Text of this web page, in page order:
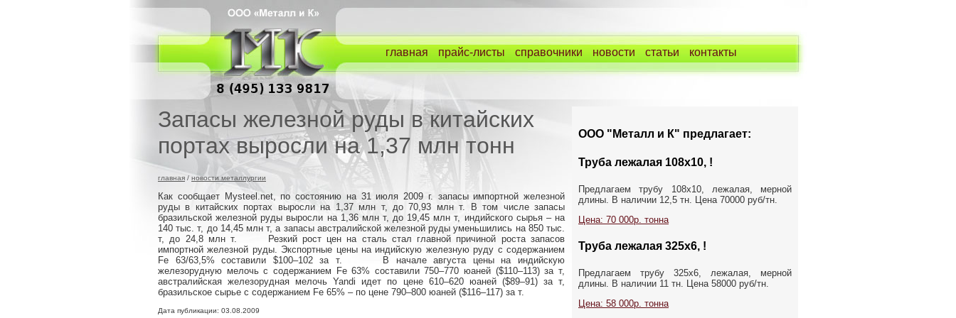
главная прайс-листы справочники новости статьи контакты
ООО "Металл и К" предлагает:
Труба лежалая 108х10, !
Предлагаем трубу 108х10, лежалая, мерной
длины. В наличии 12,5 тн. Цена 70000 руб/тн.
Цена: 70 000р. тонна
Труба лежалая 325х6, !
Предлагаем трубу 325х6, лежалая, мерной
длины. В наличии 11 тн. Цена 58000 руб/тн.
Цена: 58 000р. тонна
Запасы железной руды в китайских
портах выросли на 1,37 млн тонн
главная / новости металлургии
Как сообщает Mysteel.net, по состоянию на 31 июля 2009 г. запасы импортной железной
руды в китайских портах выросли на 1,37 млн т, до 70,93 млн т. В том числе запасы
бразильской железной руды выросли на 1,36 млн т, до 19,45 млн т, индийского сырья – на
140 тыс. т, до 14,45 млн т, а запасы австралийской железной руды уменьшились на 850 тыс.
т, до 24,8 млн т. Резкий рост цен на сталь стал главной причиной роста запасов
импортной железной руды. Экспортные цены на индийскую железную руду с содержанием
Fe 63/63,5% составили $100–102 за т. В начале августа цены на индийскую
железорудную мелочь с содержанием Fe 63% составили 750–770 юаней ($110–113) за т,
австралийская железорудная мелочь Yandi идет по цене 610–620 юаней ($89–91) за т,
бразильское сырье с содержанием Fe 65% – по цене 790–800 юаней ($116–117) за т.
Дата публикации: 03.08.2009